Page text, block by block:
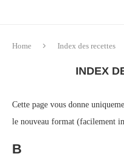
Home Index des recettes
INDEX
Cette page vous donne
le nouveau format (facilement
B